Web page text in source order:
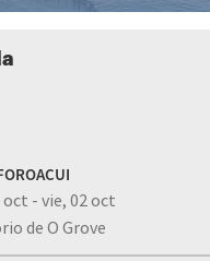
oct - vie, 02 oct
de O Grove